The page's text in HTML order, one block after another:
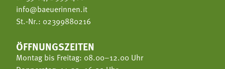
info@baeuerinnen.it
St.-Nr.: 02399880216
ÖFFNUNGSZEITEN
Montag bis Freitag: 08.00–12.00 Uhr